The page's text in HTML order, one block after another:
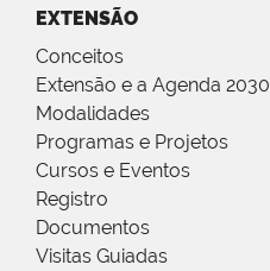
EXTENSÃO
Conceitos
Extensão e a Agenda 2030
Modalidades
Programas e Projetos
Cursos e Eventos
Registro
Documentos
Visitas Guiadas